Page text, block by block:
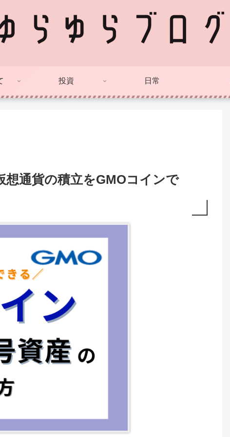
投資 日常
通貨の積立をGMOコインで